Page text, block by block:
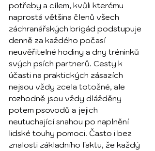
potřeby a cílem, kvůli kterému
naprostá většina členů všech
záchranářských brigád podstupuje
denně za každého počasí
neuvěřitelné hodiny a dny tréninků
svých psích partnerů. Cesty k
účasti na praktických zásazích
nejsou vždy zcela totožné, ale
rozhodně jsou vždy dlážděny
potem psovodů a jejich
neutuchající snahou po naplnění
lidské touhy pomoci. Často i bez
znalosti základního faktu, že každý